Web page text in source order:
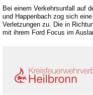
Bei einem Verkehrsunfall auf
und Happenbach zog sich
Verletzungen zu. Die in
mit ihrem Ford Focus im